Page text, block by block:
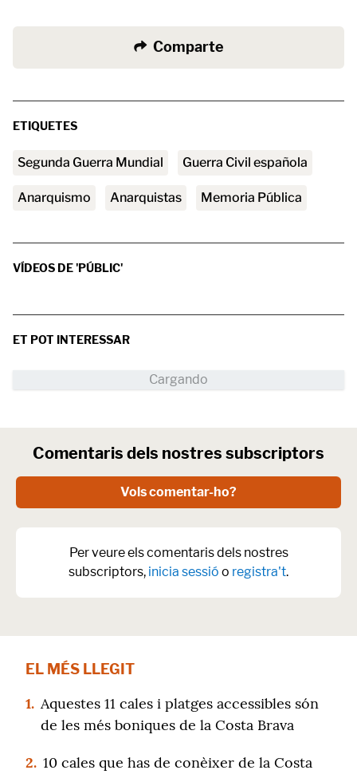
Comparte
ETIQUETES
Segunda Guerra Mundial Guerra Civil española
anarquismo anarquistas Memoria Pública
VÍDEOS DE 'PÚBLIC'
ET POT INTERESSAR
Comentaris dels nostres subscriptors
Vols comentar-ho?
Per veure els comentaris dels nostres
subscriptors, inicia sessió o registra't.
EL MÉS LLEGIT
1. Aquestes 11 cales i platges accessibles són
de les més boniques de la Costa Brava
2. 10 cales que has de conèixer de la Costa